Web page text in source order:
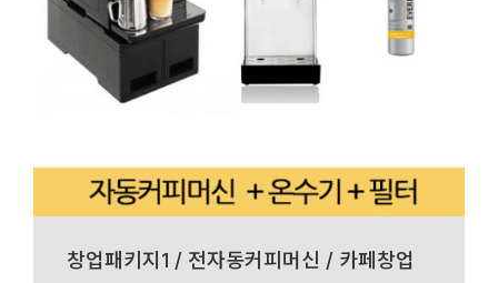
창업패키지1 / 전자동커피머신 / 카페창업